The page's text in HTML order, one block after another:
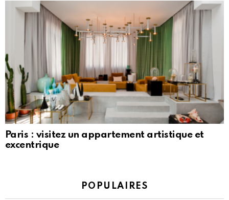
Paris : visitez un appartement artistique et
excentrique
POPULAIRES